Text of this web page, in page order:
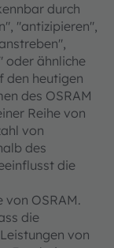
durch
"antizipieren",
oder ähnliche
den heutigen
des OSRAM
Reihe von
von
des
die
OSRAM.
die
von